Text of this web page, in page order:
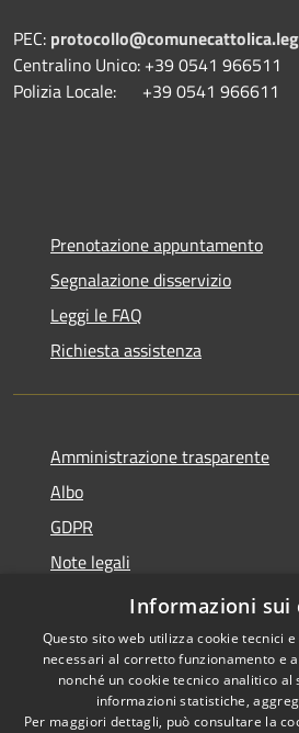
PEC:
Centralino Unico: +39 0541 966511
Polizia Locale: +39 0541 966611
Prenotazione appuntamento
Segnalazione disservizio
Leggi le FAQ
Richiesta assistenza
Amministrazione trasparente
Albo
GDPR
Note legali
Dichiarazione di accessibilità
Informazioni sui
Questo sito web utilizza cookie tecnici
necessari al corretto funzionamento e
nonché un cookie tecnico analitico
informazioni statistiche,
Per maggiori dettagli, può consultare la